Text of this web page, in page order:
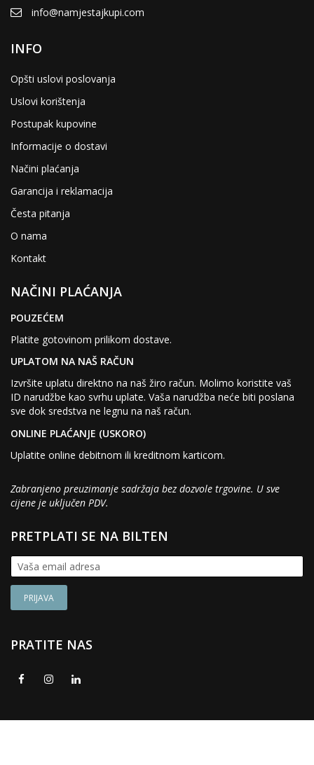
info@namjestajkupi.com
INFO
Opšti uslovi poslovanja
Uslovi korištenja
Postupak kupovine
Informacije o dostavi
Načini plaćanja
Garancija i reklamacija
Česta pitanja
O nama
Kontakt
NAČINI PLAĆANJA
POUZEĆEM
Platite gotovinom prilikom dostave.
UPLATOM NA NAŠ RAČUN
Izvršite uplatu direktno na naš žiro račun. Molimo koristite vaš
ID narudžbe kao svrhu uplate. Vaša narudžba neće biti poslana
sve dok sredstva ne legnu na naš račun.
ONLINE PLAĆANJE (USKORO)
Uplatite online debitnom ili kreditnom karticom.
Zabranjeno preuzimanje sadržaja bez dozvole trgovine. U sve
cijene je uključen PDV.
PRETPLATI SE NA BILTEN
PRATITE NAS